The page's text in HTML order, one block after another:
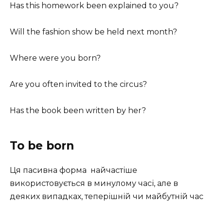
Has this homework been explained to you?
Will the fashion show be held next month?
Where were you born?
Are you often invited to the circus?
Has the book been written by her?
To be born
Ця пасивна форма найчастіше
використовується в минулому часі, але в
деяких випадках, теперішній чи майбутній час